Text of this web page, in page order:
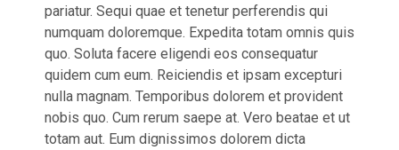
pariatur. Sequi quae et tenetur perferendis qui
numquam doloremque. Expedita totam omnis quis
quo. Soluta facere eligendi eos consequatur
quidem cum eum. Reiciendis et ipsam excepturi
nulla magnam. Temporibus dolorem et provident
nobis quo. Cum rerum saepe at. Vero beatae et ut
totam aut. Eum dignissimos dolorem dicta